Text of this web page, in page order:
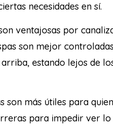
necesidades en sí.
ventajosas por
son mejor
estando lejos de
más útiles para
para impedir ver